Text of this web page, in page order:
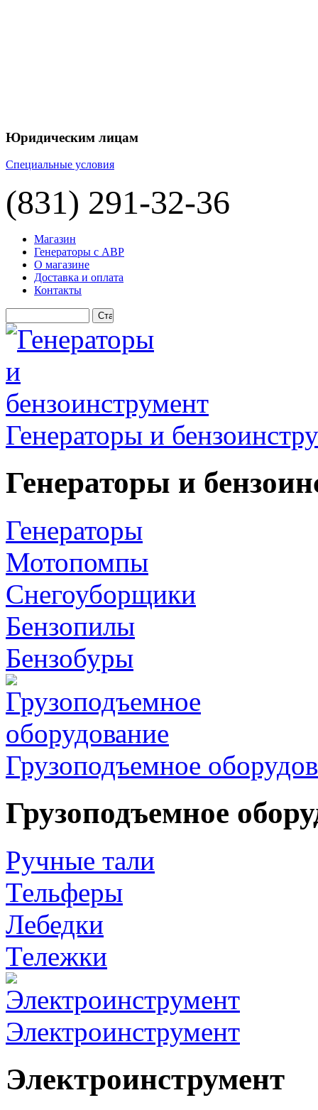
Юридическим лицам
Специальные условия
(831) 291-32-36
Магазин
Генераторы с АВР
О магазине
Доставка и оплата
Контакты
Генераторы и
Генераторы и
Генераторы
Мотопомпы
Снегоуборщики
Бензопилы
Бензобуры
Грузоподъемное
Грузоподъемное
Ручные тали
Тельферы
Лебедки
Тележки
Электроинструмент
Электроинструмент